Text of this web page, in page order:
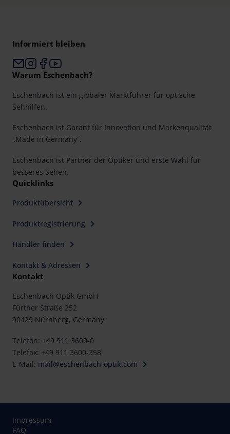
Informiert bleiben
Warum Eschenbach?
Eschenbach ist ein globaler Marktführer für optische
Sehhilfen.
Eschenbach ist Garant für Innovation und Markenqualität
„Made in Germany“.
Eschenbach ist Partner der Optiker und erste Wahl für
besseres Sehen.
Quicklinks
Produktübersicht
Produktregistrierung
Händler finden
Kontakt & Adressen
Kontakt
Eschenbach Optik GmbH
Fürther Straße 252
90429 Nürnberg, Germany
Telefon: +49 911 3600-0
Telefax: +49 911 3600-358
E-Mail: mail@eschenbach-optik.com
Impressum
FAQ